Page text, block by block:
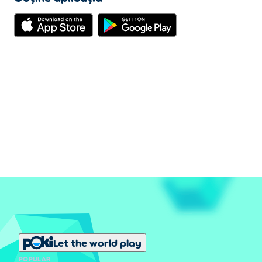
pe care le puteți purta.
eficient atunci când stivuiți produse.
Asistenți, fermieri, animale și bucătar: îi ajută să
fie mai productivi, mai rapizi și mai energici.
Aparate: crește cantitatea de produse pe care le
Let the world play
POPULAR